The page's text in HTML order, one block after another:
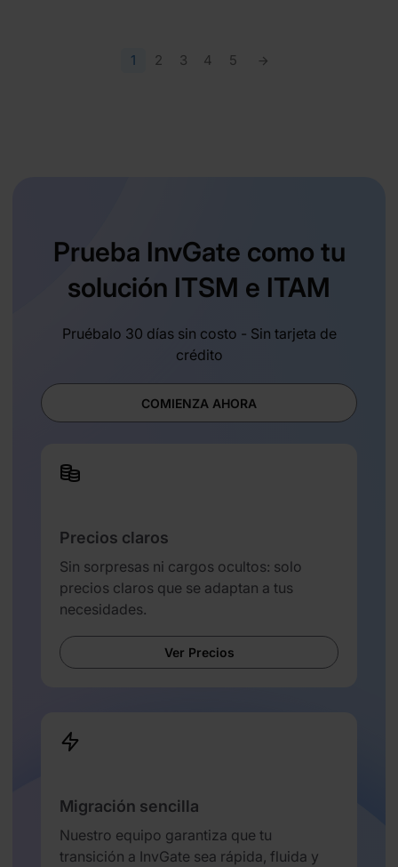
1 2 3 4 5
Prueba InvGate como tu
solución ITSM e ITAM
Pruébalo 30 días sin costo - Sin tarjeta de
crédito
COMIENZA AHORA
Precios claros
Sin sorpresas ni cargos ocultos: solo
precios claros que se adaptan a tus
necesidades.
Ver Precios
Migración sencilla
Nuestro equipo garantiza que tu
transición a InvGate sea rápida, fluida y